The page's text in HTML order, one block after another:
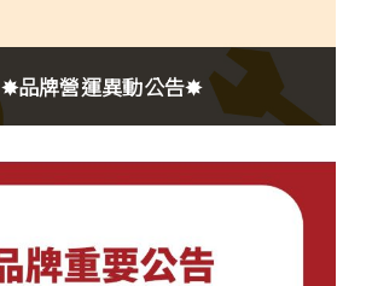
✸品牌營運異動公告✸